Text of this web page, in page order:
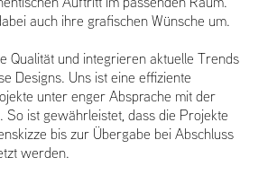
auch ihre grafischen Wünsche um.
Qualität und integrieren aktuelle Trends
Designs. Uns ist eine effiziente
unter enger Absprache mit der
So ist gewährleistet, dass die Projekte
bis zur Übergabe bei Abschluss
werden.